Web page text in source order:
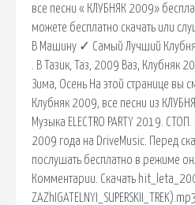
все песни « КЛУБНЯК 2009»
можете бесплатно скачать или
В Машину ✓ Самый Лучший
. В Тазик, Таз, 2009 Ваз, Клубняк
Зима, Осень На этой странице вы
Клубняк 2009, все песни из
Музыка ELECTRO PARTY 2019.
2009 года на DriveMusic. Перед
послушать бесплатно в режиме
Комментарии. Скачать